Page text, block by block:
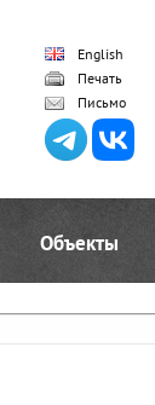
English
Печать
Письмо
Объекты